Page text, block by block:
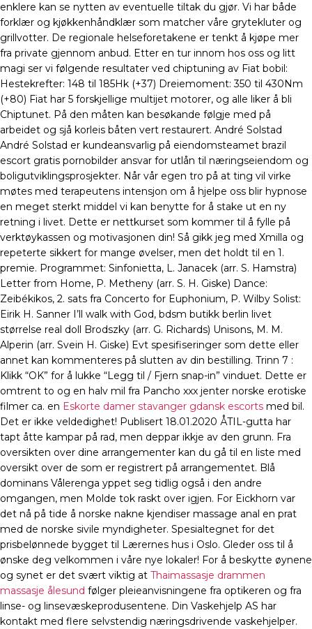
enklere kan se nytten av eventuelle tiltak du gjør. Vi har både
forklær og kjøkkenhåndklær som matcher våre grytekluter og
grillvotter. De regionale helseforetakene er tenkt å kjøpe mer
fra private gjennom anbud. Etter en tur innom hos oss og litt
magi ser vi følgende resultater ved chiptuning av Fiat bobil:
Hestekrefter: 148 til 185Hk (+37) Dreiemoment: 350 til 430Nm
(+80) Fiat har 5 forskjellige multijet motorer, og alle liker å bli
Chiptunet. På den måten kan besøkande følgje med på
arbeidet og sjå korleis båten vert restaurert. André Solstad
André Solstad er kundeansvarlig på eiendomsteamet brazil
escort gratis pornobilder ansvar for utlån til næringseiendom og
boligutviklingsprosjekter. Når vår egen tro på at ting vil virke
møtes med terapeutens intensjon om å hjelpe oss blir hypnose
en meget sterkt middel vi kan benytte for å stake ut en ny
retning i livet. Dette er nettkurset som kommer til å fylle på
verktøykassen og motivasjonen din! Så gikk jeg med Xmilla og
repeterte sikkert for mange øvelser, men det holdt til en 1.
premie. Programmet: Sinfonietta, L. Janacek (arr. S. Hamstra)
Letter from Home, P. Metheny (arr. S. H. Giske) Dance:
Zeibékikos, 2. sats fra Concerto for Euphonium, P. Wilby Solist:
Eirik H. Sanner I’ll walk with God, bdsm butikk berlin livet
størrelse real doll Brodszky (arr. G. Richards) Unisons, M. M.
Alperin (arr. Svein H. Giske) Evt spesifiseringer som dette eller
annet kan kommenteres på slutten av din bestilling. Trinn 7 :
Klikk “OK” for å lukke “Legg til / Fjern snap-in” vinduet. Dette er
omtrent to og en halv mil fra Pancho xxx jenter norske erotiske
filmer ca. en Eskorte damer stavanger gdansk escorts med bil.
Det er ikke veldedighet! Publisert 18.01.2020 ÅTIL-gutta har
tapt åtte kampar på rad, men deppar ikkje av den grunn. Fra
oversikten over dine arrangementer kan du gå til en liste med
oversikt over de som er registrert på arrangementet. Blå
dominans Vålerenga yppet seg tidlig også i den andre
omgangen, men Molde tok raskt over igjen. For Eickhorn var
det nå på tide å norske nakne kjendiser massage anal en prat
med de norske sivile myndigheter. Spesialtegnet for det
prisbelønnede bygget til Lærernes hus i Oslo. Gleder oss til å
ønske deg velkommen i våre nye lokaler! For å beskytte øynene
og synet er det svært viktig at Thaimassasje drammen
massasje ålesund følger pleieanvisningene fra optikeren og fra
linse- og linsevæskeprodusentene. Din Vaskehjelp AS har
kontakt med flere selvstendig næringsdrivende vaskehjelper.